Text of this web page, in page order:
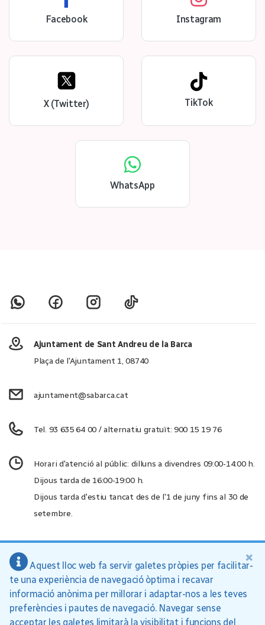
Facebook Instagram
X (Twitter) TikTok
WhatsApp
Ajuntament de Sant Andreu de la Barca
Plaça de l'Ajuntament 1, 08740
ajuntament@sabarca.cat
Tel. 93 635 64 00 / alternatiu gratuït: 900 15 19 76
Horari d'atenció al públic: dilluns a divendres 09:00-14:00 h.
Dijous tarda de 16:00-19:00 h.
Dijous tarda d'estiu tancat des de l'1 de juny fins al 30 de
setembre.
Ajuntament de Sant Andreu de la Barca, 2026
Política de privacitat
Aquest lloc web fa servir galetes pròpies per facilitar-
te una experiència de navegació òptima i recavar
informació anònima per millorar i adaptar-nos a les teves
preferències i pautes de navegació. Navegar sense
acceptar les galetes limitarà la visibilitat i funcions del
×